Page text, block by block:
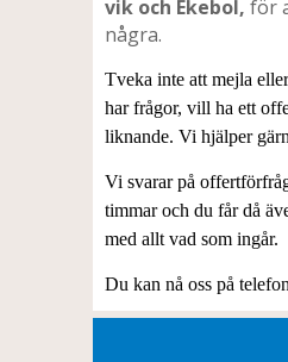
vik och Ekebol, för
några.
Tveka inte att mejla
har frågor, vill ha ett
liknande. Vi hjälper
Vi svarar på
timmar och du får då
med allt vad som ingår.
Du kan nå oss på